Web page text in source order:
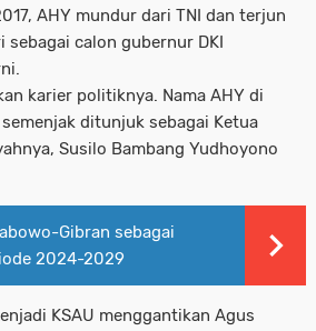
AHY mundur dari TNI dan terjun
calon gubernur DKI
karier politiknya. Nama AHY di
ditunjuk sebagai Ketua
Susilo Bambang Yudhoyono
Gibran sebagai
2024-2029
KSAU menggantikan Agus